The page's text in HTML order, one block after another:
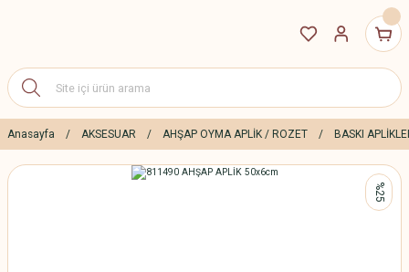
Anasayfa AKSESUAR AHŞAP OYMA APLİK / ROZET BASKI
%25